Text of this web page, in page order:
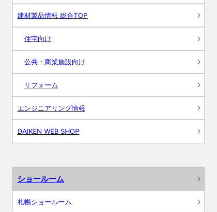
建材製品情報 総合TOP
住宅向け
公共・商業施設向け
リフォーム
エンジニアリング情報
DAIKEN WEB SHOP
ショールーム
札幌ショールーム